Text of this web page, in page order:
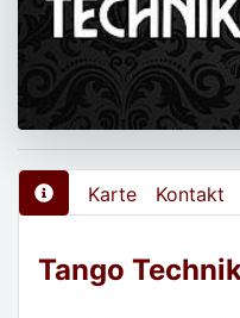
Karte Kontakt
Tango